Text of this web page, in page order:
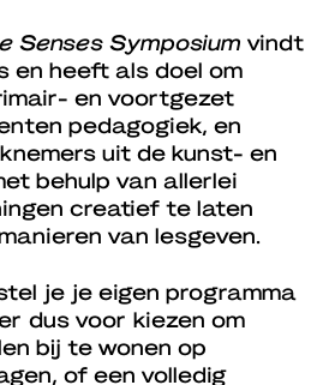
Senses Symposium vindt
en heeft als doel om
en voortgezet
pedagogiek, en
uit de kunst- en
behulp van allerlei
creatief te laten
van lesgeven.
je je eigen programma
dus voor kiezen om
bij te wonen op
of een volledig